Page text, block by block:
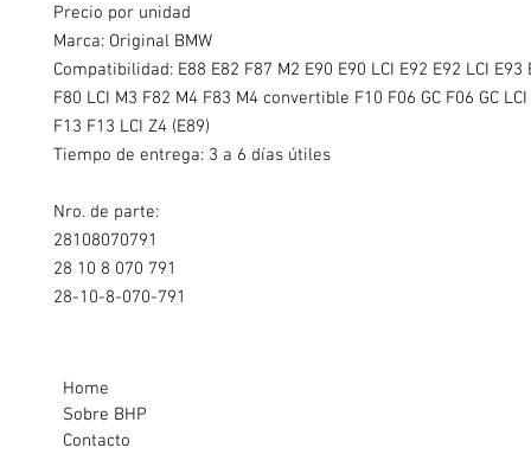
Precio por unidad
Marca: Original BMW
Compatibilidad: E88 E82 F87 M2 E90 E90 LCI E92 E92 LCI E93
F80 LCI M3 F82 M4 F83 M4 convertible F10 F06 GC F06 GC
F13 F13 LCI Z4 (E89)
Tiempo de entrega: 3 a 6 días útiles
Nro. de parte:
28108070791
28 10 8 070 791
28-10-8-070-791
Home
Sobre BHP
Contacto